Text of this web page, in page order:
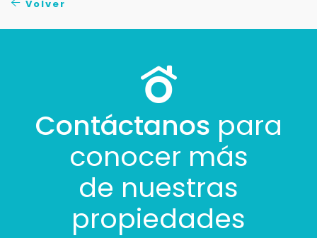
Volver
Contáctanos para
conocer más
de nuestras
propiedades